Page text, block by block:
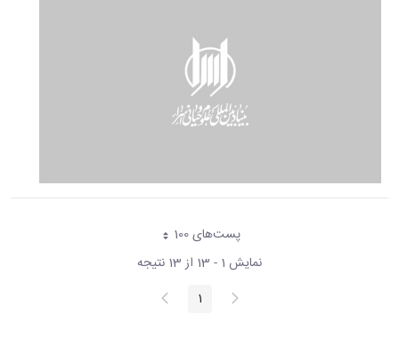
پست‌‌های 100هر صفحه
نمایش 1 - 13 از 13 نتیجه
پیغام
قبلی صفحه1 صفحه
بعد